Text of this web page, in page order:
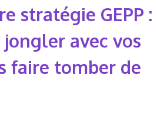
stratégie GEPP :
avec vos
faire tomber de